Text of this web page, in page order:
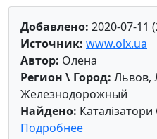
Добавлено: 2020-07-11
Источник: www.olx.ua
Автор: Олена
Регион \ Город: Львов,
Железнодорожный
Найдено:
Подробнее